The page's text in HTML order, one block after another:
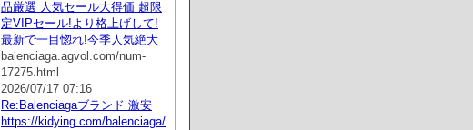
品厳選 人気セール大得価 超限
定VIPセール!より格上げして!
最新で一目惚れ!今季人気絶大
balenciaga.agvol.com/num-
17275.html
2026/07/17 07:16
Re:Balenciagaブランド 激安
https://kidying.com/balenciaga/